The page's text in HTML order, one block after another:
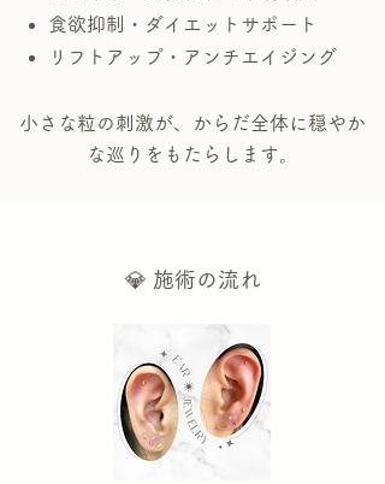
食欲抑制・ダイエットサポート
リフトアップ・アンチエイジング
小さな粒の刺激が、からだ全体に穏やか
な巡りをもたらします。
💎 施術の流れ